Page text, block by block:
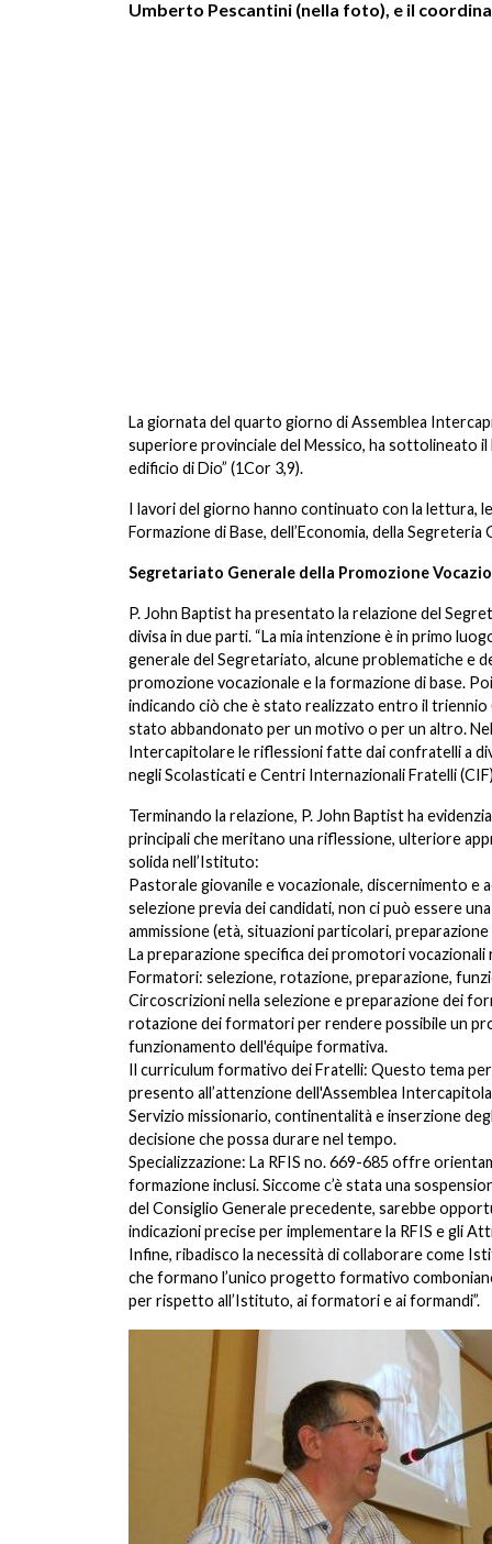
Umberto Pescantini (nella foto), e il
La giornata del quarto giorno di Assemblea
superiore provinciale del Messico, ha sottolineato
edificio di Dio” (1Cor 3,9).
I lavori del giorno hanno continuato con la lettura,
Formazione di Base, dell’Economia, della
Segretariato Generale della Promozione
P. John Baptist ha presentato la relazione del
divisa in due parti. “La mia intenzione è in primo
generale del Segretariato, alcune problematiche e
promozione vocazionale e la formazione di base.
indicando ciò che è stato realizzato entro il
stato abbandonato per un motivo o per un altro.
Intercapitolare le riflessioni fatte dai confratelli a
negli Scolasticati e Centri Internazionali Fratelli
Terminando la relazione, P. John Baptist ha
principali che meritano una riflessione, ulteriore
solida nell’Istituto:
Pastorale giovanile e vocazionale, discernimento e
selezione previa dei candidati, non ci può essere
ammissione (età, situazioni particolari,
La preparazione specifica dei promotori
Formatori: selezione, rotazione, preparazione,
Circoscrizioni nella selezione e preparazione dei
rotazione dei formatori per rendere possibile un
funzionamento dell'équipe formativa.
Il curriculum formativo dei Fratelli: Questo tema
presento all’attenzione dell'Assemblea
Servizio missionario, continentalità e inserzione
decisione che possa durare nel tempo.
Specializzazione: La RFIS no. 669-685 offre
formazione inclusi. Siccome c’è stata una
del Consiglio Generale precedente, sarebbe
indicazioni precise per implementare la RFIS e gli
Infine, ribadisco la necessità di collaborare come
che formano l’unico progetto formativo
per rispetto all’Istituto, ai formatori e ai formandi”.